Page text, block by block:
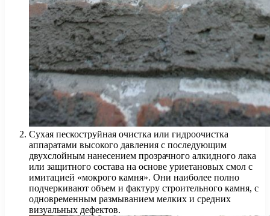
Сухая пескоструйная очистка или гидроочистка
аппаратами высокого давления с последующим
двухслойным нанесением прозрачного алкидного лака
или защитного состава на основе уриетановых смол с
имитацией «мокрого камня». Они наиболее полно
подчеркивают объем и фактуру строительного камня, с
одновременным размыванием мелких и средних
визуальных дефектов.